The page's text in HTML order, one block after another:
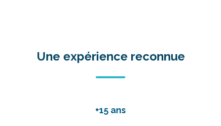
Une expérience reconnue
+15 ans